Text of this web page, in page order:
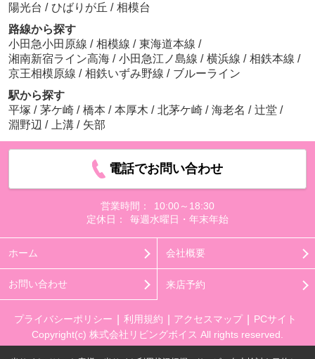
陽光台 / ひばりが丘 / 相模台
路線から探す
小田急小田原線 / 相模線 / 東海道本線 /
湘南新宿ライン高海 / 小田急江ノ島線 / 横浜線 / 相鉄本線 /
京王相模原線 / 相鉄いずみ野線 / ブルーライン
駅から探す
平塚 / 茅ケ崎 / 橋本 / 本厚木 / 北茅ケ崎 / 海老名 / 辻堂 /
淵野辺 / 上溝 / 矢部
電話でお問い合わせ
営業時間：
10:00～18:30
定休日：
毎週水曜日・年末年始
ホーム 会社概要
お問い合わせ 来店予約
プライバシーポリシー 利用規約 アクセスマップ
PCサイト
Copyright(c) 株式会社リビングボイス All rights reserved.